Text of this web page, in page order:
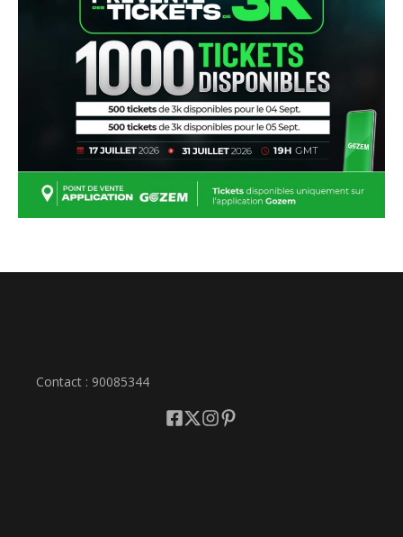
Contact : 90085344